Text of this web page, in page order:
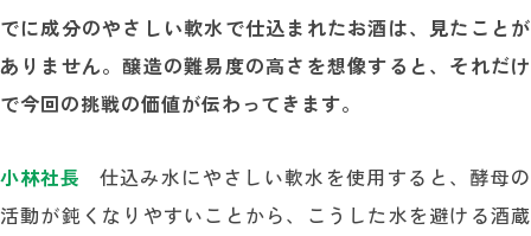
でに成分のやさしい軟水で仕込まれたお酒は、見たことが
ありません。醸造の難易度の高さを想像すると、それだけ
で今回の挑戦の価値が伝わってきます。
小林社長 仕込み水にやさしい軟水を使用すると、酵母の
活動が鈍くなりやすいことから、こうした水を避ける酒蔵